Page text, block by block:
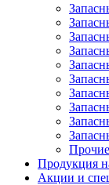
Продукция
Акции и